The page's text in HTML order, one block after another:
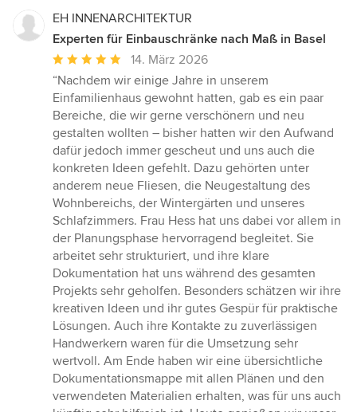
EH INNENARCHITEKTUR
Experten für Einbauschränke nach Maß in Basel
Durchschnittliche
Bewertung:
5
von
5
Sternen
14. März 2026
“Nachdem wir einige Jahre in unserem
Einfamilienhaus gewohnt hatten, gab es ein paar
Bereiche, die wir gerne verschönern und neu
gestalten wollten – bisher hatten wir den Aufwand
dafür jedoch immer gescheut und uns auch die
konkreten Ideen gefehlt. Dazu gehörten unter
anderem neue Fliesen, die Neugestaltung des
Wohnbereichs, der Wintergärten und unseres
Schlafzimmers. Frau Hess hat uns dabei vor allem in
der Planungsphase hervorragend begleitet. Sie
arbeitet sehr strukturiert, und ihre klare
Dokumentation hat uns während des gesamten
Projekts sehr geholfen. Besonders schätzen wir ihre
kreativen Ideen und ihr gutes Gespür für praktische
Lösungen. Auch ihre Kontakte zu zuverlässigen
Handwerkern waren für die Umsetzung sehr
wertvoll. Am Ende haben wir eine übersichtliche
Dokumentationsmappe mit allen Plänen und den
verwendeten Materialien erhalten, was für uns auch